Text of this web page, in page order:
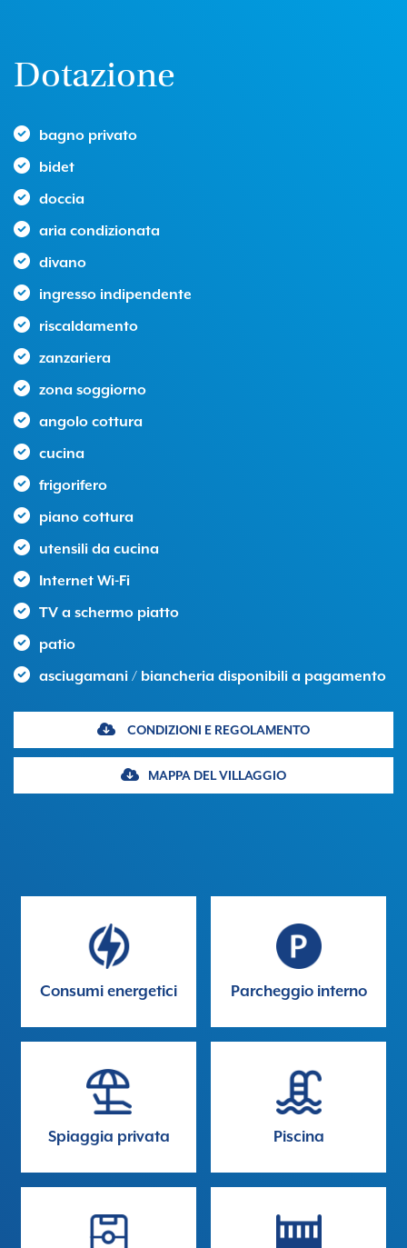
Dotazione
bagno privato
bidet
doccia
aria condizionata
divano
ingresso indipendente
riscaldamento
zanzariera
zona soggiorno
angolo cottura
cucina
frigorifero
piano cottura
utensili da cucina
Internet Wi-Fi
TV a schermo piatto
patio
asciugamani / biancheria disponibili a pagamento
CONDIZIONI E REGOLAMENTO
MAPPA DEL VILLAGGIO
Consumi energetici Parcheggio interno
Spiaggia privata Piscina